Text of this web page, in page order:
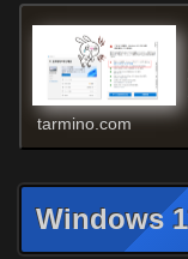
tarmino.com
Windows